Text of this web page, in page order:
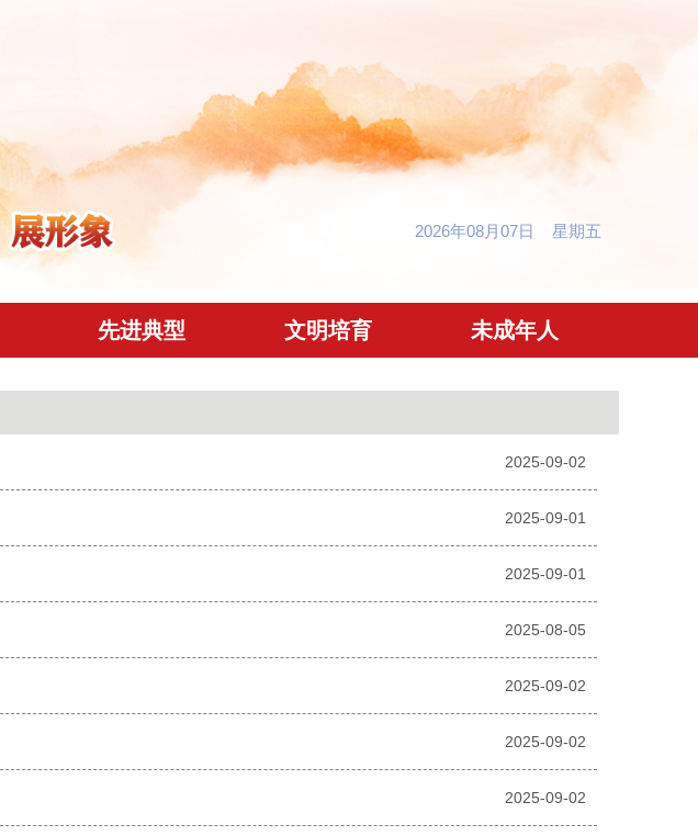
2026年08月07日 星期五
先进典型 文明培育 未成年人
2025-09-02
2025-09-01
2025-09-01
2025-08-05
2025-09-02
2025-09-02
2025-09-02